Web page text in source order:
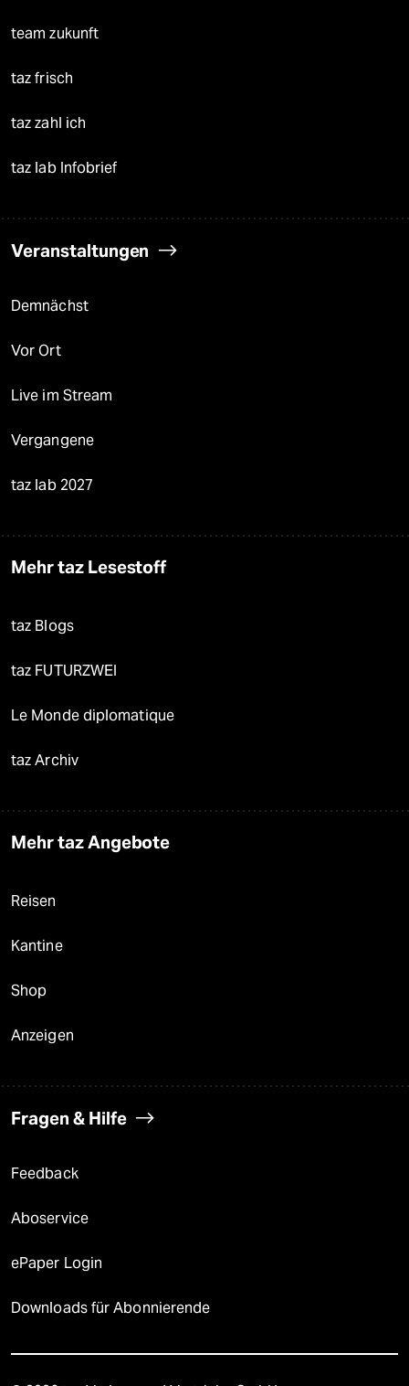
team zukunft
taz frisch
taz zahl ich
taz lab Infobrief
Veranstaltungen
Demnächst
Vor Ort
Live im Stream
Vergangene
taz lab 2027
Mehr taz Lesestoff
taz Blogs
taz FUTURZWEI
Le Monde diplomatique
taz Archiv
Mehr taz Angebote
Reisen
Kantine
Shop
Anzeigen
Fragen & Hilfe
Feedback
Aboservice
ePaper Login
Downloads für Abonnierende